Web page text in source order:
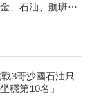
、石油、航班…
3哥沙國石油只
穩第10名」